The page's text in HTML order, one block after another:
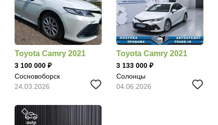
Toyota Camry 2021
3 100 000
Сосновоборск
24.03.2026
Toyota Camry 2021
3 133 000
Солонцы
04.06.2026